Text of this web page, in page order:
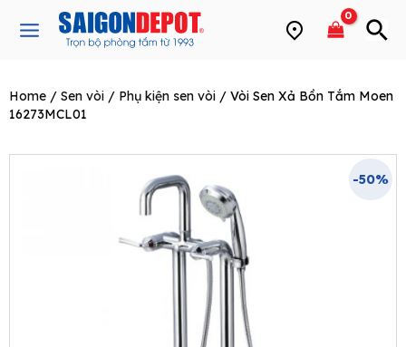
Main
Home / Sen vòi / Phụ kiện sen vòi / Vòi Sen Xả Bồn Tắm Moen
16273MCL01
-50%